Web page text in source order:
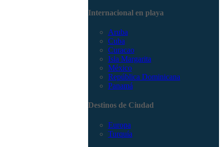
Internacional en playa
Aruba
Cuba
Curacao
Isla Margarita
México
República Dominicana
Panamá
Destinos de Ciudad
Europa
Turquía